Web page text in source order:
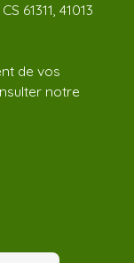
61311, 41013
de vos
notre